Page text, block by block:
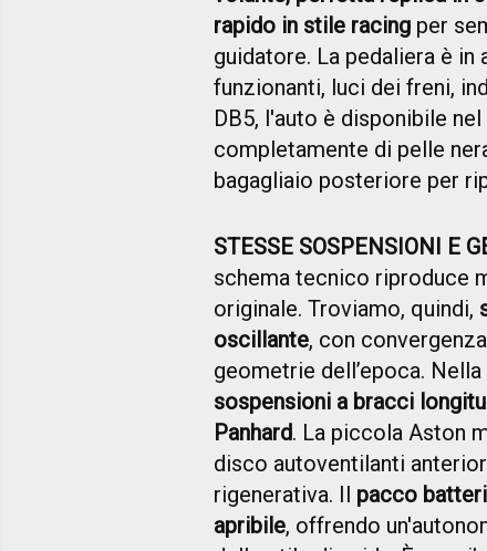
rapido in stile racing per
guidatore. La pedaliera è
funzionanti, luci dei freni,
DB5, l'auto è disponibile nel
completamente di pelle
bagagliaio posteriore per
STESSE SOSPENSIONI E
schema tecnico riproduce
originale. Troviamo, quindi,
oscillante, con
geometrie dell’epoca.
sospensioni a bracci
Panhard. La piccola Aston
disco autoventilanti
rigenerativa. Il pacco
apribile, offrendo